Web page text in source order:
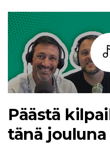
Päästä
tänä jouluna